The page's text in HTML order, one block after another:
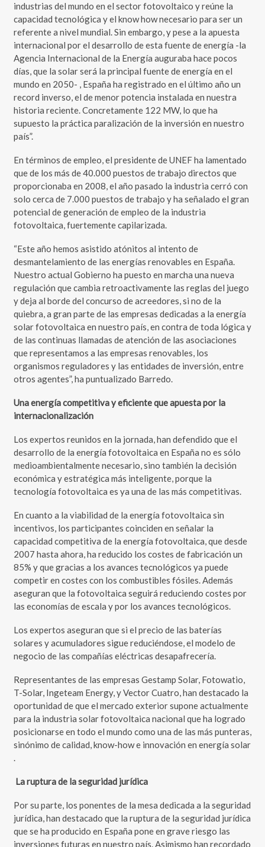
industrias del mundo en el sector fotovoltaico y reúne la
capacidad tecnológica y el know how necesario para ser un
referente a nivel mundial. Sin embargo, y pese a la apuesta
internacional por el desarrollo de esta fuente de energía -la
Agencia Internacional de la Energía auguraba hace pocos
días, que la solar será la principal fuente de energía en el
mundo en 2050- , España ha registrado en el último año un
record inverso, el de menor potencia instalada en nuestra
historia reciente. Concretamente 122 MW, lo que ha
supuesto la práctica paralización de la inversión en nuestro
país”.
En términos de empleo, el presidente de UNEF ha lamentado
que de los más de 40.000 puestos de trabajo directos que
proporcionaba en 2008, el año pasado la industria cerró con
solo cerca de 7.000 puestos de trabajo y ha señalado el gran
potencial de generación de empleo de la industria
fotovoltaica, fuertemente capilarizada.
“Este año hemos asistido atónitos al intento de
desmantelamiento de las energías renovables en España.
Nuestro actual Gobierno ha puesto en marcha una nueva
regulación que cambia retroactivamente las reglas del juego
y deja al borde del concurso de acreedores, si no de la
quiebra, a gran parte de las empresas dedicadas a la energía
solar fotovoltaica en nuestro país, en contra de toda lógica y
de las continuas llamadas de atención de las asociaciones
que representamos a las empresas renovables, los
organismos reguladores y las entidades de inversión, entre
otros agentes”, ha puntualizado Barredo.
Una energía competitiva y eficiente que apuesta por la
internacionalización
Los expertos reunidos en la jornada, han defendido que el
desarrollo de la energía fotovoltaica en España no es sólo
medioambientalmente necesario, sino también la decisión
económica y estratégica más inteligente, porque la
tecnología fotovoltaica es ya una de las más competitivas.
En cuanto a la viabilidad de la energía fotovoltaica sin
incentivos, los participantes coinciden en señalar la
capacidad competitiva de la energía fotovoltaica, que desde
2007 hasta ahora, ha reducido los costes de fabricación un
85% y que gracias a los avances tecnológicos ya puede
competir en costes con los combustibles fósiles. Además
aseguran que la fotovoltaica seguirá reduciendo costes por
las economías de escala y por los avances tecnológicos.
Los expertos aseguran que si el precio de las baterías
solares y acumuladores sigue reduciéndose, el modelo de
negocio de las compañías eléctricas desapafrecería.
Representantes de las empresas Gestamp Solar, Fotowatio,
T-Solar, Ingeteam Energy, y Vector Cuatro, han destacado la
oportunidad de que el mercado exterior supone actualmente
para la industria solar fotovoltaica nacional que ha logrado
posicionarse en todo el mundo como una de las más punteras,
sinónimo de calidad, know-how e innovación en energía solar
.
La ruptura de la seguridad jurídica
Por su parte, los ponentes de la mesa dedicada a la seguridad
jurídica, han destacado que la ruptura de la seguridad jurídica
que se ha producido en España pone en grave riesgo las
inversiones futuras en nuestro país. Asimismo han recordado